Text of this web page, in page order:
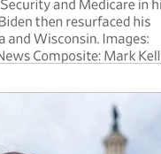
Epstein el degenerado
Javier Milei anunció por Cadena ...